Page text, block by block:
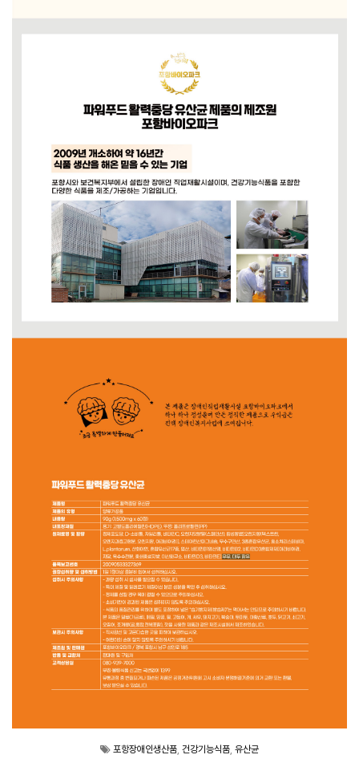
포항장애인생산품 건강기능식품 유산균